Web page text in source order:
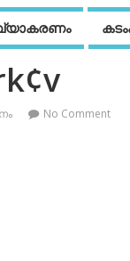
No Comment